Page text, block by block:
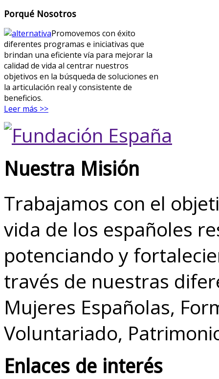
Porqué Nosotros
Promovemos con éxito
diferentes programas e iniciativas que
brindan una eficiente vía para mejorar la
calidad de vida al centrar nuestros
objetivos en la búsqueda de soluciones en
la articulación real y consistente de
beneficios.
Leer más >>
Nuestra Misión
Trabajamos con el
vida de los españoles
potenciando y
través de nuestras
Mujeres Españolas,
Voluntariado,
Enlaces de interés